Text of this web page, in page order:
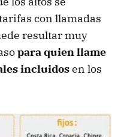
con llamadas
resultar muy
para quien llame
incluidosen los